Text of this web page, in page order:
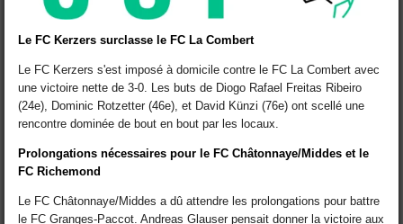
Le FC Kerzers surclasse le FC La Combert
Le FC Kerzers s'est imposé à domicile contre le FC La Combert avec
une victoire nette de 3-0. Les buts de Diogo Rafael Freitas Ribeiro
(24e), Dominic Rotzetter (46e), et David Künzi (76e) ont scellé une
rencontre dominée de bout en bout par les locaux.
Prolongations nécessaires pour le FC Châtonnaye/Middes et le
FC Richemond
Le FC Châtonnaye/Middes a dû attendre les prolongations pour battre
le FC Granges-Paccot. Andreas Glauser pensait donner la victoire aux